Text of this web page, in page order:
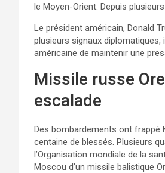
le Moyen-Orient. Depuis
Le président américain, Donald
plusieurs signaux
américaine de maintenir une
Missile russe
escalade
Des bombardements ont frappé
centaine de blessés. Plusieurs
l’Organisation mondiale de la
Moscou d’un missile balistique